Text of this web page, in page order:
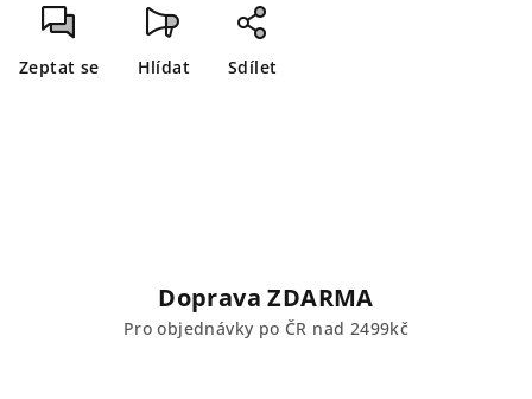
Zeptat se Hlídat Sdílet
Doprava ZDARMA
Pro objednávky po ČR nad 2499kč